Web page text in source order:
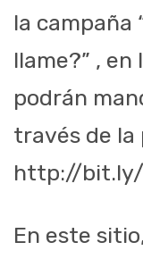
la campaña
llame?” ,
podrán
través de
http://
En este